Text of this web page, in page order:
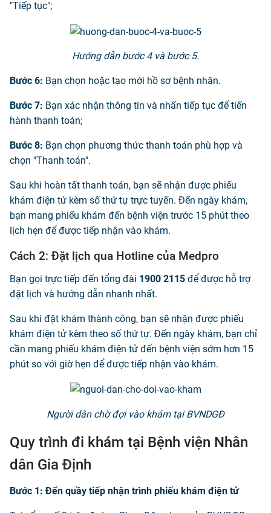
"Tiếp tục";
Hướng dẫn bước 4 và bước 5.
Bước 6: Bạn chọn hoặc tạo mới hồ sơ bệnh nhân.
Bước 7: Bạn xác nhận thông tin và nhấn tiếp tục để tiến
hành thanh toán;
Bước 8: Bạn chọn phương thức thanh toán phù hợp và
chọn "Thanh toán".
Sau khi hoàn tất thanh toán, bạn sẽ nhận được phiếu
khám điện tử kèm số thứ tự trực tuyến. Đến ngày khám,
bạn mang phiếu khám đến bệnh viện trước 15 phút theo
lịch hẹn để được tiếp nhận vào khám.
Cách 2: Đặt lịch qua Hotline của Medpro
Bạn gọi trực tiếp đến tổng đài 1900 2115 để được hỗ trợ
đặt lịch và hướng dẫn nhanh nhất.
Sau khi đặt khám thành công, bạn sẽ nhận được phiếu
khám điện tử kèm theo số thứ tự. Đến ngày khám, bạn chỉ
cần mang phiếu khám điện tử đến bệnh viện sớm hơn 15
phút so với giờ hẹn để được tiếp nhận vào khám.
Người dân chờ đợi vào khám tại BVNDGĐ
Quy trình đi khám tại Bệnh viện Nhân
dân Gia Định
Bước 1: Đến quầy tiếp nhận trình phiếu khám điện tử